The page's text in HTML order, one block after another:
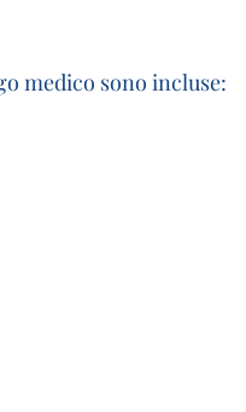
medico sono incluse: